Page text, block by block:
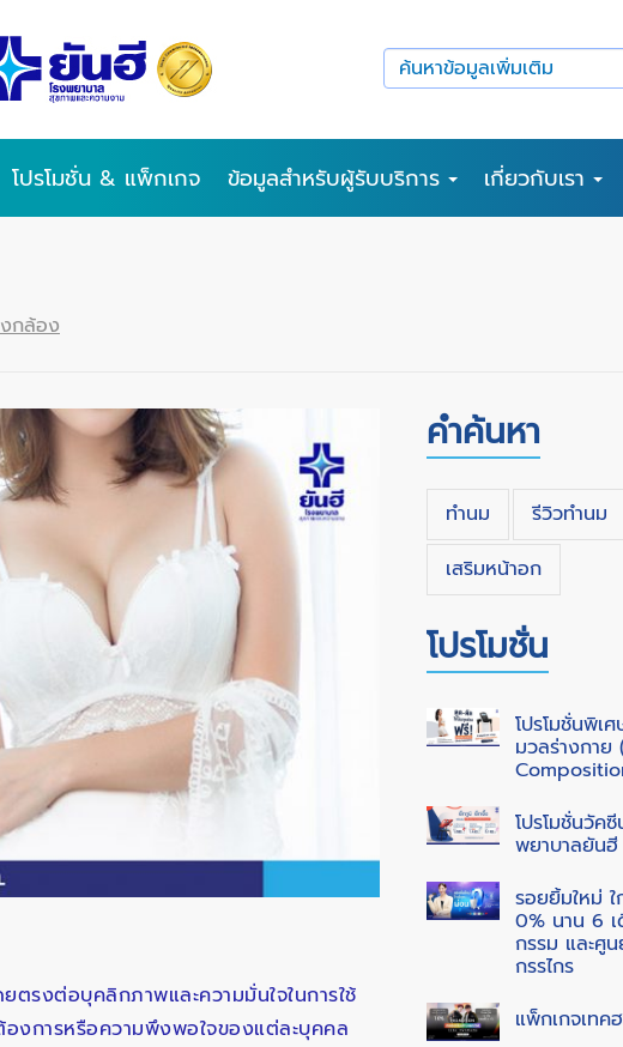
โปรโมชั่น & แพ็กเกจ ข้อมูลสำหรับผู้รับบริการ เกี่ยวกับเรา
กล้อง
รงต่อบุคลิกภาพและความมั่นใจในการใช้
งการหรือความพึงพอใจของแต่ละบุคคล
คำค้นหา
ทำนม
รีวิวทำนม
เสริมหน้าอก
โปรโมชั่น
โปรโมชั่นพิเ
มวลร่างกาย
โปรโมชั่นวัค
พยาบาลยันฮี
รอยยิ้มใหม่
0% นาน 6
กรรม และศู
กรรไกร
แพ็กเกจเทค